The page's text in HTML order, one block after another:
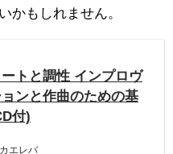
かもしれません。
トと調性 インプロヴ
ンと作曲のための基
付)
カエレバ